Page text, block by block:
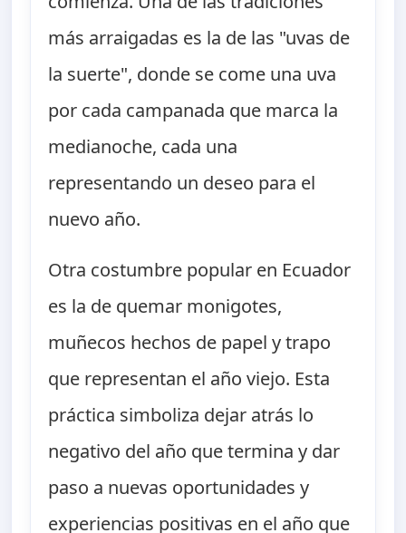
más arraigadas es la de las "uvas de
la suerte", donde se come una uva
por cada campanada que marca la
medianoche, cada una
representando un deseo para el
nuevo año.
Otra costumbre popular en Ecuador
es la de quemar monigotes,
muñecos hechos de papel y trapo
que representan el año viejo. Esta
práctica simboliza dejar atrás lo
negativo del año que termina y dar
paso a nuevas oportunidades y
experiencias positivas en el año que